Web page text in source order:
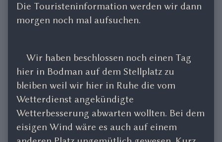
Die Touristeninformation werden wir dann
morgen noch mal aufsuchen.
Wir haben beschlossen noch einen Tag
hier in Bodman auf dem Stellplatz zu
bleiben weil wir hier in Ruhe die vom
Wetterdienst angekündigte
Wetterbesserung abwarten wollten. Bei dem
eisigen Wind wäre es auch auf einem